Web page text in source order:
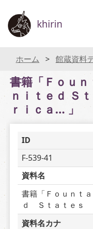
khirin
ホーム 館蔵資料
書籍「Ｆｏｕｎ
ｎｉｔｅｄ Ｓ
ｒｉｃａ… 」
ID
F-539-41
資料名
書籍「Ｆｏｕｎｔ
ｄ　Ｓｔａｔｅｓ
資料名カナ